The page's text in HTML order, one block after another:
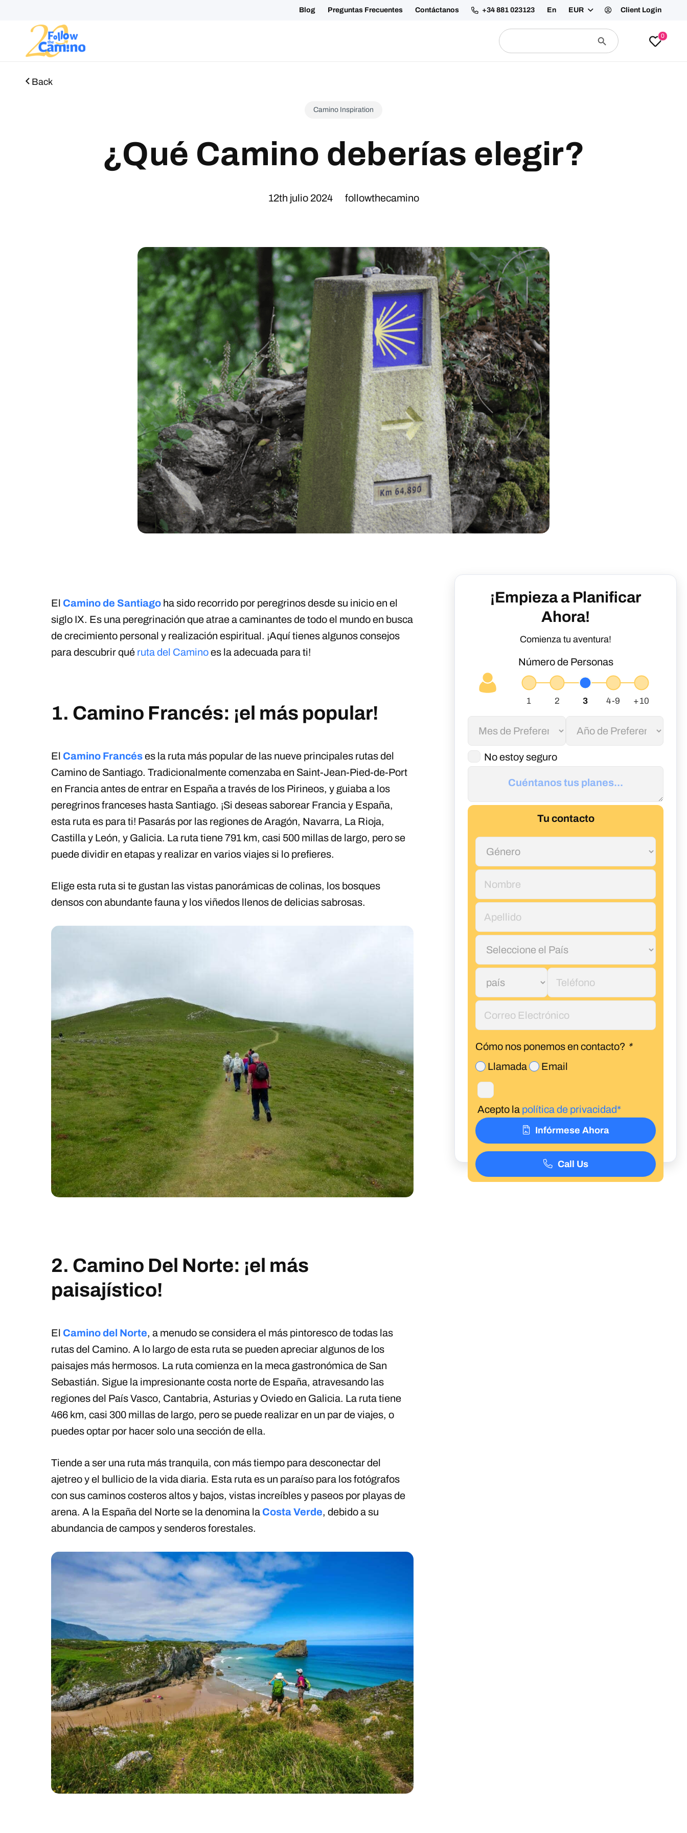
+34 881 023123 Blog Preguntas Frecuentes Contáctanos EUR Client Login
Buscar:
Botón
de
búsqueda
0
Back
Camino Inspiration
¿Qué Camino deberías elegir?
12th julio 2024 followthecamino
El Camino de Santiago ha sido recorrido por peregrinos desde su inicio en el
siglo IX. Es una peregrinación que atrae a caminantes de todo el mundo en busca
de crecimiento personal y realización espiritual. ¡Aquí tienes algunos consejos
para descubrir qué ruta del Caminoes la adecuada para ti!
1. Camino Francés: ¡el más popular!
El Camino Francéses la ruta más popular de las nueve principales rutas del
Camino de Santiago. Tradicionalmente comenzaba en Saint-Jean-Pied-de-Port
en Francia antes de entrar en España a través de los Pirineos, y guiaba a los
peregrinos franceses hasta Santiago. ¡Si deseas saborear Francia y España,
esta ruta es para ti! Pasarás por las regiones de Aragón, Navarra, La Rioja,
Castilla y León, y Galicia. La ruta tiene 791 km, casi 500 millas de largo, pero se
puede dividir en etapas y realizar en varios viajes si lo prefieres.
Elige esta ruta si te gustan las vistas panorámicas de colinas, los bosques
densos con abundante fauna y los viñedos llenos de delicias sabrosas.
2. Camino Del Norte: ¡el más
paisajístico!
El Camino del Norte, a menudo se considera el más pintoresco de todas las
rutas del Camino. A lo largo de esta ruta se pueden apreciar algunos de los
paisajes más hermosos. La ruta comienza en la meca gastronómica de San
Sebastián. Sigue la impresionante costa norte de España, atravesando las
regiones del País Vasco, Cantabria, Asturias y Oviedo en Galicia. La ruta tiene
466 km, casi 300 millas de largo, pero se puede realizar en un par de viajes, o
puedes optar por hacer solo una sección de ella.
Tiende a ser una ruta más tranquila, con más tiempo para desconectar del
ajetreo y el bullicio de la vida diaria. Esta ruta es un paraíso para los fotógrafos
con sus caminos costeros altos y bajos, vistas increíbles y paseos por playas de
arena. A la España del Norte se la denomina la Costa Verde, debido a su
abundancia de campos y senderos forestales.
¡Empieza a Planificar
Ahora!
Comienza tu aventura!
Número de Personas
No estoy seguro
Tu contacto
Cómo nos ponemos en contacto? *
Llamada
Email
Acepto la política de privacidad*
Infórmese Ahora
Call Us